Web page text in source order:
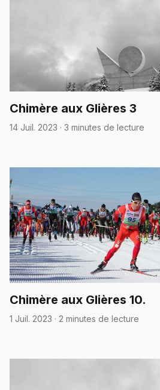
Chimère aux Glières 3
14 Juil. 2023 · 3 minutes de lecture
Chimère aux Glières 10.
1 Juil. 2023 · 2 minutes de lecture